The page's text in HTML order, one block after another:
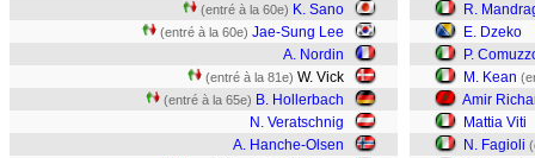
(entré à la 60e) K. Sano
(entré à la 60e) Jae-Sung Lee
A. Nordin
(entré à la 81e) W. Vick
(entré à la 65e) B. Hollerbach
N. Veratschnig
A. Hanche-Olsen
R.
E. Dzeko
P.
M. Kean
Amir
Mattia Viti
N. Fagioli